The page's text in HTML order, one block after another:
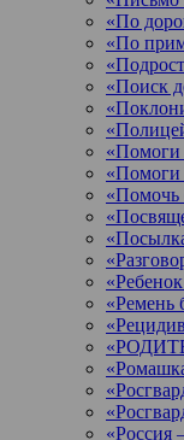
«По
«По
«Поиск
«Помоги
«Помоги
«Помочь
«Ремень
«Россия